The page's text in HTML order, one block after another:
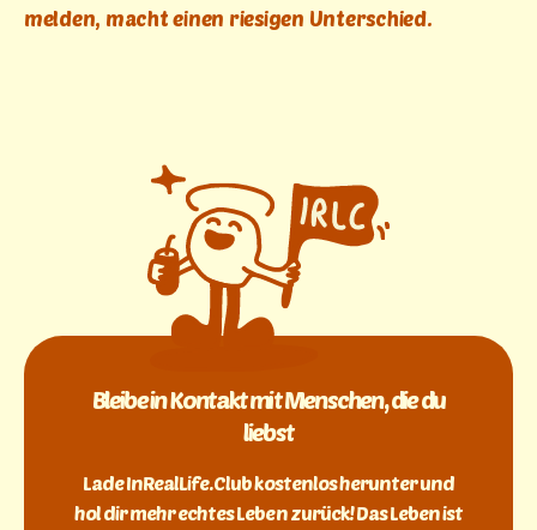
melden, macht einen riesigen Unterschied.
Bleibe in Kontakt mit Menschen, die du
liebst
Lade InRealLife.Club kostenlos herunter und
hol dir mehr echtes Leben zurück! Das Leben ist